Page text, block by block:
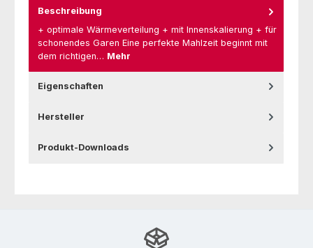
Beschreibung
+ optimale Wärmeverteilung + mit Innenskalierung + für
schonendes Garen Eine perfekte Mahlzeit beginnt mit
dem richtigen… Mehr
Eigenschaften
Hersteller
Produkt-Downloads